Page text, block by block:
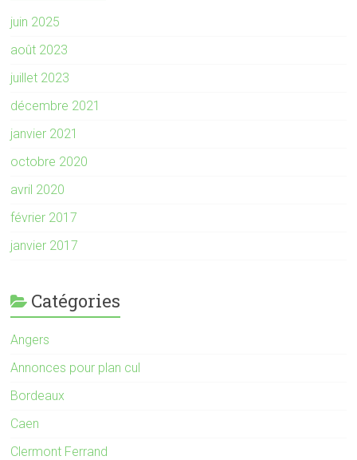
juin 2025
août 2023
juillet 2023
décembre 2021
janvier 2021
octobre 2020
avril 2020
février 2017
janvier 2017
Catégories
Angers
Annonces pour plan cul
Bordeaux
Caen
Clermont Ferrand